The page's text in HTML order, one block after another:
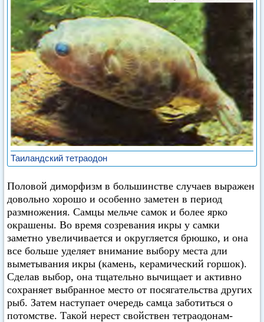
Таиландский тетраодон
Половой диморфизм в большинстве случаев выражен
довольно хорошо и особенно заметен в период
размножения. Самцы мельче самок и более ярко
окрашены. Во время созревания икры у самки
заметно увеличивается и округляется брюшко, и она
все больше уделяет внимание выбору места дли
выметывания икры (камень, керамический горшок).
Сделав выбор, она тщательно вычищает и активно
сохраняет выбранное место от посягательства других
рыб. Затем наступает очередь самца заботиться о
потомстве. Такой нерест свойствен тетраодонам-